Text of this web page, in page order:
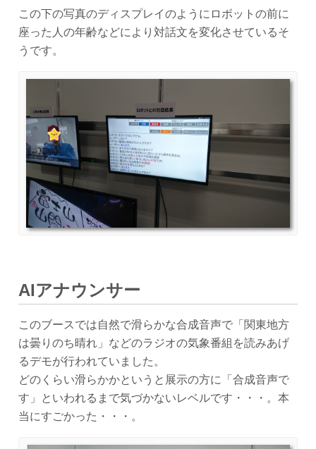
この下の写真のディスプレイのようにロボットの前に
座った人の年齢などにより対話文を変化させているそ
うです。
AIアナウンサー
このブースでは自然で滑らかな合成音声で「関東地方
は曇りのち晴れ」などのラジオの気象番組を読みあげ
るデモが行われていました。
どのくらい滑らかかというと展示の方に「合成音声で
す」といわれるまで気づかないレベルです・・・。本
当にすごかった・・・。